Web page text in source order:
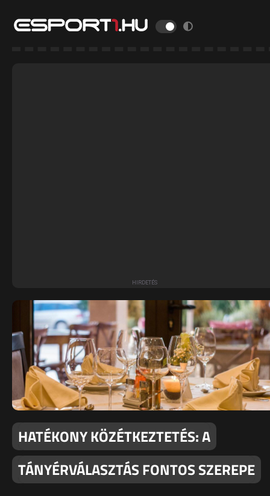
HATÉKONY KÖZÉTKEZTETÉS: A
TÁNYÉRVÁLASZTÁS FONTOS SZEREPE